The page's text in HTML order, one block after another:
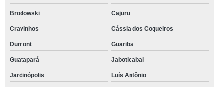
Brodowski Cajuru
Cravinhos Cássia dos Coqueiros
Dumont Guariba
Guatapará Jaboticabal
Jardinópolis Luís Antônio